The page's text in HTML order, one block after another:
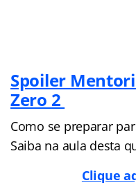
Spoiler
Zero 2
Como se preparar
Saiba na aula desta
Clique